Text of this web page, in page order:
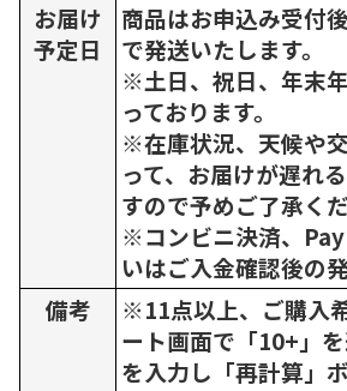
お届け
予定日
商品はお申込み受付
で発送いたします。
※土日、祝日、年末
っております。
※在庫状況、天候や
って、お届けが遅れ
すので予めご了承くだ
※コンビニ決済、
いはご入金確認後の
備考
※11点以上、ご購入
ート画面で「10+」
を入力し「再計算」